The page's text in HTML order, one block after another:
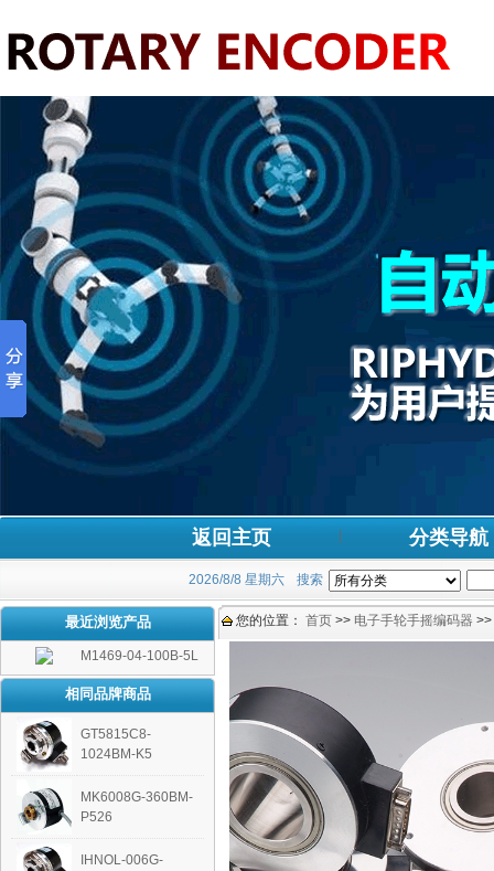
返回主页 分类导航
2026/8/8 星期六 搜索
最近浏览产品
M1469-04-100B-5L
相同品牌商品
GT5815C8-
1024BM-K5
MK6008G-360BM-
P526
IHNOL-006G-
您的位置： 首页 >> 电子手轮手摇编码器 >>